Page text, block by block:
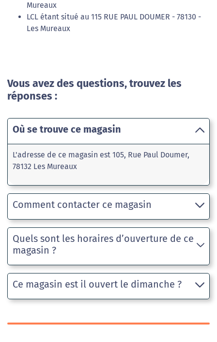
Mureaux
LCL étant situé au 115 RUE PAUL DOUMER - 78130 -
Les Mureaux
Vous avez des questions, trouvez les
réponses :
Où se trouve ce magasin
L'adresse de ce magasin est 105, Rue Paul Doumer,
78132 Les Mureaux
Comment contacter ce magasin
Quels sont les horaires d’ouverture de ce
magasin ?
Ce magasin est il ouvert le dimanche ?